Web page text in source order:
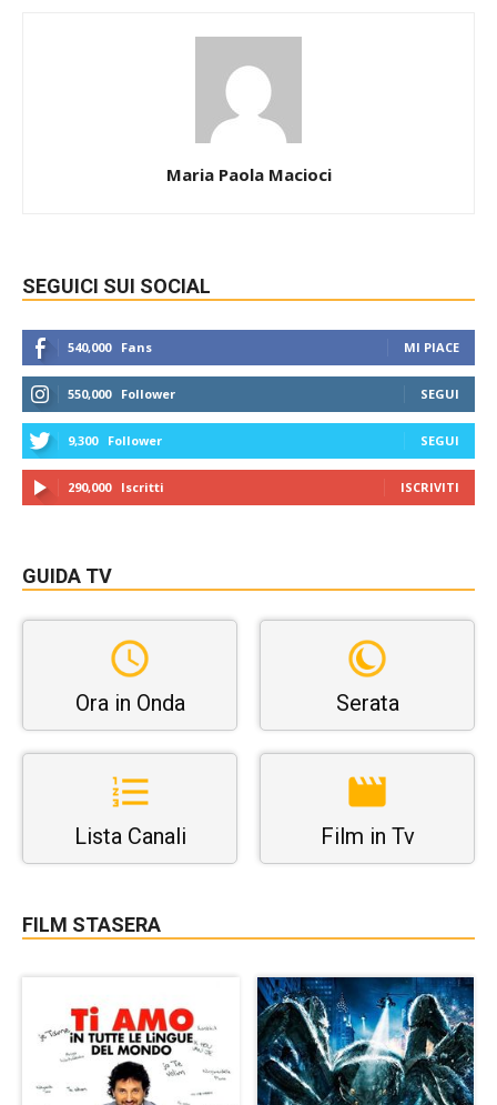
Maria Paola Macioci
SEGUICI SUI SOCIAL
540,000 Fans MI PIACE
550,000 Follower SEGUI
9,300 Follower SEGUI
290,000 Iscritti ISCRIVITI
GUIDA TV
Ora in Onda Serata
Lista Canali Film in Tv
FILM STASERA